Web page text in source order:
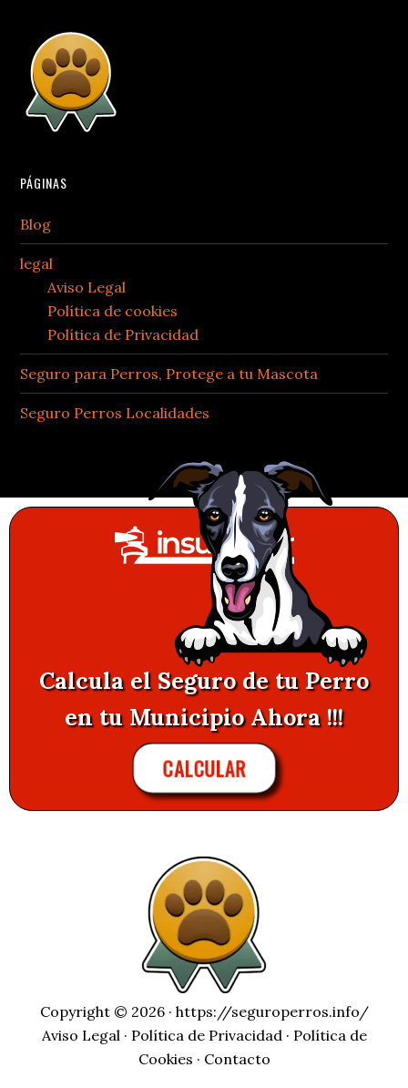
PÁGINAS
Blog
legal
Aviso Legal
Política de cookies
Política de Privacidad
Seguro para Perros, Protege a tu Mascota
Seguro Perros Localidades
Calcula el Seguro de tu Perro
en tu Municipio Ahora !!!
CALCULAR
Copyright © 2026 · https://seguroperros.info/
Aviso Legal · Política de Privacidad · Política de
Cookies · Contacto